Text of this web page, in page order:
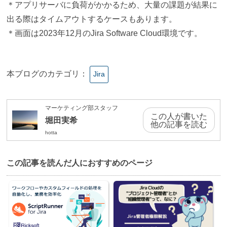
＊アプリサーバに負荷がかかるため、大量の課題が結果に
出る際はタイムアウトするケースもあります。
＊画面は2023年12月のJira Software Cloud環境です。
本ブログのカテゴリ： Jira
マーケティング部スタッフ
堀田実希
hotta
この人が書いた
他の記事を読む
この記事を読んだ⼈におすすめのページ